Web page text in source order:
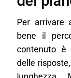
Per arrivare
bene il
contenuto è
delle